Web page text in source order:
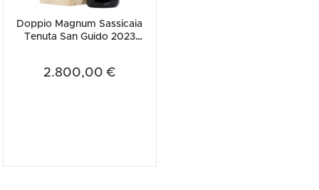
Doppio Magnum Sassicaia
Tenuta San Guido 2023
2.800,00 €